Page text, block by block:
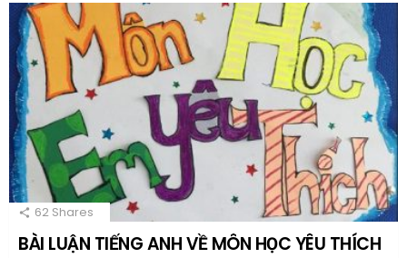
62 Shares
BÀI LUẬN TIẾNG ANH VỀ MÔN HỌC YÊU THÍCH